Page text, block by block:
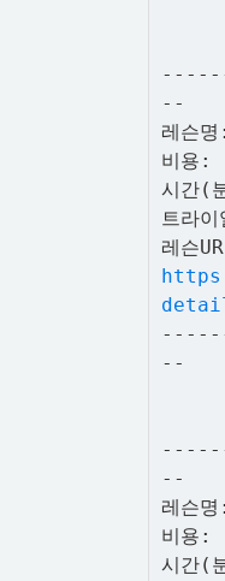
--
레슨
비용:
시간(
트라
레슨
--
--
레슨
비용:
시간(